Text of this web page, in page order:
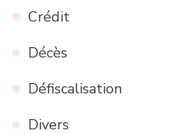
Crédit
Décès
Défiscalisation
Divers